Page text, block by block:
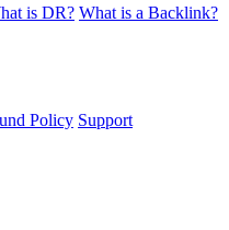
is DR? What is a Backlink?
Policy Support